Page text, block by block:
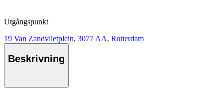
Utgångspunkt
19 Van Zandvlietplein, 3077 AA, Rotterdam
Beskrivning